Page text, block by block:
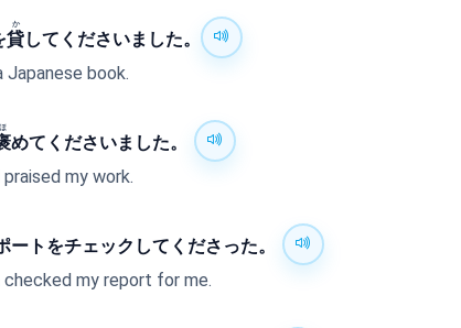
貸
か
してくださいました。
book.
ほ
めてくださいました。
my work.
ートをチェックしてくださった。
checked my report for me.